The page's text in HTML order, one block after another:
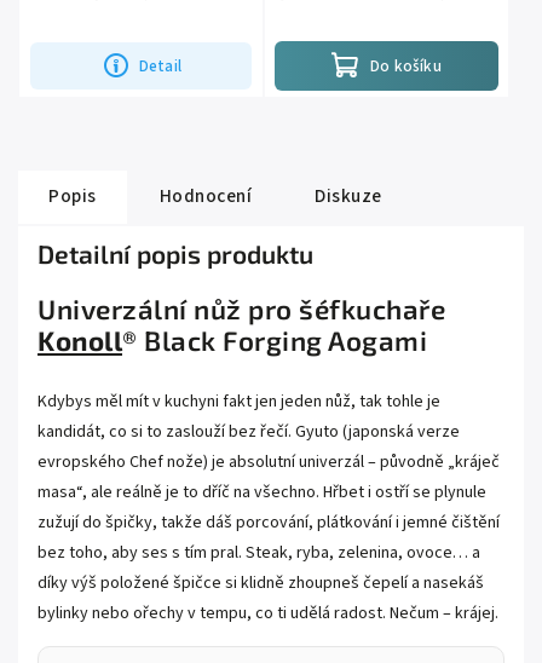
Detail Do košíku
Popis Hodnocení Diskuze
Detailní popis produktu
Univerzální nůž pro šéfkuchaře
Konoll® Black Forging Aogami
Kdybys měl mít v kuchyni fakt jen jeden nůž, tak tohle je
kandidát, co si to zaslouží bez řečí. Gyuto (japonská verze
evropského Chef nože) je absolutní univerzál – původně „kráječ
masa“, ale reálně je to dříč na všechno. Hřbet i ostří se plynule
zužují do špičky, takže dáš porcování, plátkování i jemné čištění
bez toho, aby ses s tím pral. Steak, ryba, zelenina, ovoce… a
díky výš položené špičce si klidně zhoupneš čepelí a nasekáš
bylinky nebo ořechy v tempu, co ti udělá radost. Nečum – krájej.